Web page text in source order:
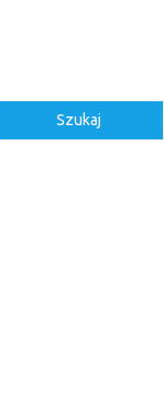
Szukaj